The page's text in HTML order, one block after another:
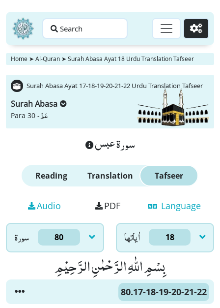
Search Go
Home ➤ Al-Quran ➤ Surah Abasa Ayat 18 Urdu Translation Tafseer
Surah Abasa Ayat 17-18-19-20-21-22 Urdu Translation Tafseer
Surah Abasa
Para 30 -عَمَّ
سورة عبس
Reading Translation Tafseer
Audio PDF Language
سورۃ 80 اٰياتها 18
بِسْمِ اللّٰهِ الرَّحْمٰنِ الرَّحِیْمِ
80.17-18-19-20-21-22